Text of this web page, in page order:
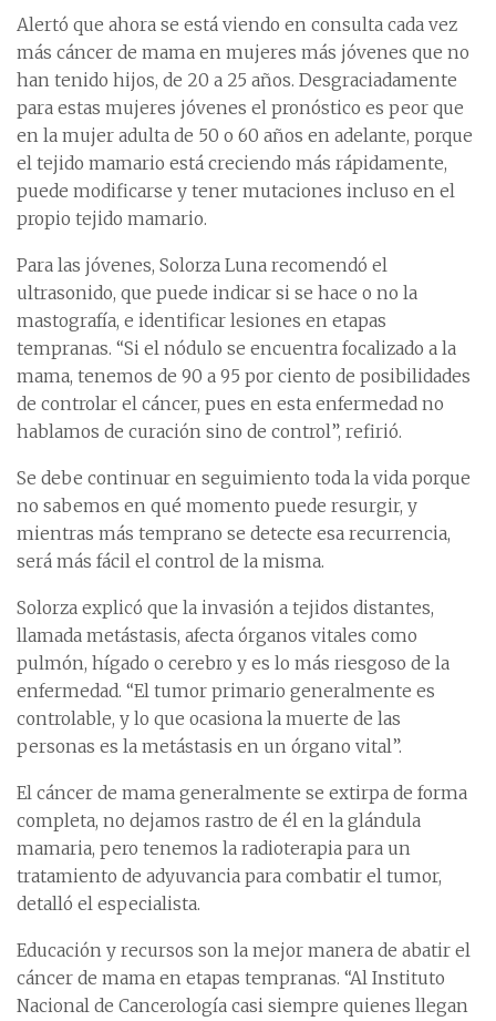
Alertó que ahora se está viendo en consulta cada vez
más cáncer de mama en mujeres más jóvenes que no
han tenido hijos, de 20 a 25 años. Desgraciadamente
para estas mujeres jóvenes el pronóstico es peor que
en la mujer adulta de 50 o 60 años en adelante, porque
el tejido mamario está creciendo más rápidamente,
puede modificarse y tener mutaciones incluso en el
propio tejido mamario.
Para las jóvenes, Solorza Luna recomendó el
ultrasonido, que puede indicar si se hace o no la
mastografía, e identificar lesiones en etapas
tempranas. “Si el nódulo se encuentra focalizado a la
mama, tenemos de 90 a 95 por ciento de posibilidades
de controlar el cáncer, pues en esta enfermedad no
hablamos de curación sino de control”, refirió.
Se debe continuar en seguimiento toda la vida porque
no sabemos en qué momento puede resurgir, y
mientras más temprano se detecte esa recurrencia,
será más fácil el control de la misma.
Solorza explicó que la invasión a tejidos distantes,
llamada metástasis, afecta órganos vitales como
pulmón, hígado o cerebro y es lo más riesgoso de la
enfermedad. “El tumor primario generalmente es
controlable, y lo que ocasiona la muerte de las
personas es la metástasis en un órgano vital”.
El cáncer de mama generalmente se extirpa de forma
completa, no dejamos rastro de él en la glándula
mamaria, pero tenemos la radioterapia para un
tratamiento de adyuvancia para combatir el tumor,
detalló el especialista.
Educación y recursos son la mejor manera de abatir el
cáncer de mama en etapas tempranas. “Al Instituto
Nacional de Cancerología casi siempre quienes llegan